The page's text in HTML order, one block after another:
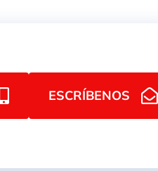
ESCRÍBENOS